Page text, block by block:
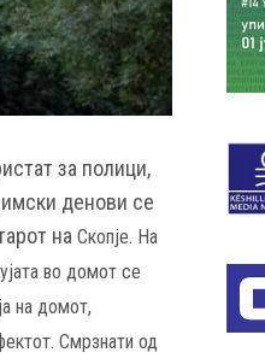
за полици,
денови се
на Скопје. На
во домот се
на домот,
Смрзнати од